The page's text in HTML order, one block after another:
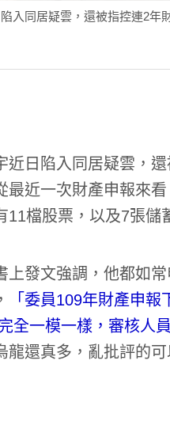
入同居疑雲，還被指控連2
近日陷入同居疑雲，
最近一次財產申報來
11檔股票，以及7張儲
上發文強調，他都如
「委員109年財產申
全一模一樣，審核人員
龍還真多，亂批評的可